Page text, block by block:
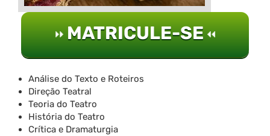
MATRICULE-SE
Análise do Texto e Roteiros
Direção Teatral
Teoria do Teatro
História do Teatro
Crítica e Dramaturgia